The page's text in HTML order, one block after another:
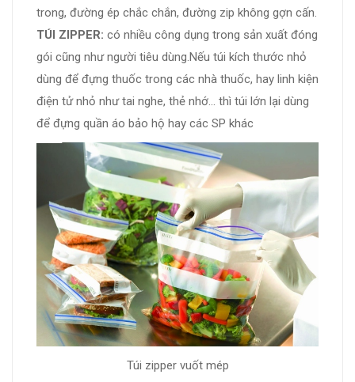
trong, đường ép chắc chắn, đường zip không gợn cấn.
TÚI ZIPPER: có nhiều công dụng trong sản xuất đóng
gói cũng như người tiêu dùng.Nếu túi kích thước nhỏ
dùng để đựng thuốc trong các nhà thuốc, hay linh kiện
điện tử nhỏ như tai nghe, thẻ nhớ... thì túi lớn lại dùng
để đựng quần áo bảo hộ hay các SP khác
Túi zipper vuốt mép